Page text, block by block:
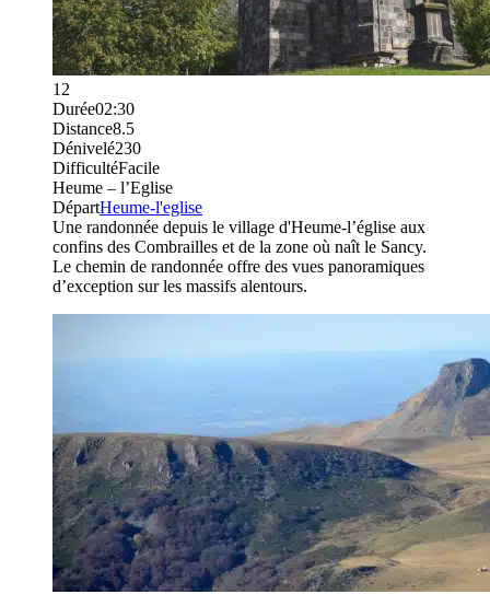
12
Durée02:30
Distance8.5
Dénivelé230
DifficultéFacile
Heume – l’Eglise
DépartHeume-l'eglise
Une randonnée depuis le village d'Heume-l’église aux
confins des Combrailles et de la zone où naît le Sancy.
Le chemin de randonnée offre des vues panoramiques
d’exception sur les massifs alentours.